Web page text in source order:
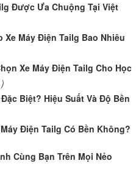
Được Ưa Chuộng Tại Việt
Xe Máy Điện Tailg Bao Nhiêu
Xe Máy Điện Tailg Cho Học
Biệt? Hiệu Suất Và Độ Bền
Điện Tailg Có Bền Không?
Cùng Bạn Trên Mọi Nẻo